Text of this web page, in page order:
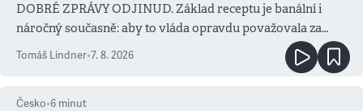
DOBRÉ ZPRÁVY ODJINUD. Základ receptu je banální i
náročný současně: aby to vláda opravdu považovala za
prioritu
Tomáš Lindner•7. 8. 2026
Česko•6 minut